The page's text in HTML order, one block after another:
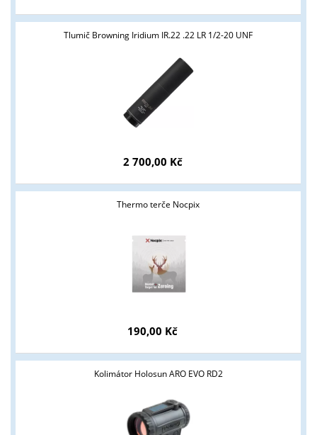
Tlumič Browning Iridium IR.22 .22 LR 1/2-20 UNF
2 700,00 Kč
Thermo terče Nocpix
190,00 Kč
Kolimátor Holosun ARO EVO RD2
Tyto stránky jsou určeny pouze odborné veřejnosti od 18 let a
podnikatelům v oblasti zbraně a střelivo. Splňujete tyto
podmínky?